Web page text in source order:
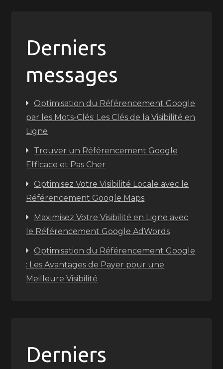
Derniers
messages
Optimisation du Référencement Google
par les Mots-Clés: Les Clés de la Visibilité en
Ligne
Trouver un Référencement Google
Efficace et Pas Cher
Optimisez Votre Visibilité Locale avec le
Référencement Google Maps
Maximisez Votre Visibilité en Ligne avec
le Référencement Google AdWords
Optimisation du Référencement Google
: Les Avantages de Payer pour une
Meilleure Visibilité
Derniers